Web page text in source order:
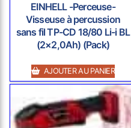
EINHELL -Perceuse-
Visseuse à percussion
sans fil TP-CD 18/80 Li-i BL
(2×2,0Ah) (Pack)
AJOUTER AU PANIER